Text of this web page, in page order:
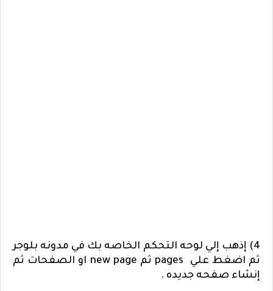
4) إذهب إلي لوحه التحكم الخاصه بك في مدونه بلوجر
ثم اضغط علي
pages ثم new page او الصفحات ثم
إنشاء صفحه جديده .